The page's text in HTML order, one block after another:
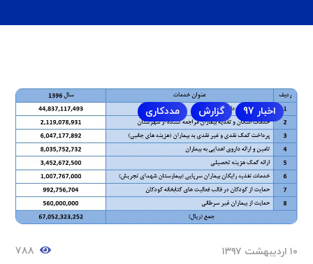
اخبار 97 گزارش مددکاری
۱۰ اردیبهشت ۱۳۹۷ ۷۸۸